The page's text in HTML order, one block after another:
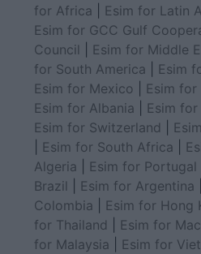
for Africa
Esim for Latin
Esim for GCC Gulf
Council
Esim for Middle
for South America
Esim
Esim for Mexico
Esim for
Esim for Albania
Esim
Esim for Switzerland
Esim for South Africa
Algeria
Esim for Portugal
Brazil
Esim for Argentina
Colombia
Esim for Hong
for Thailand
Esim for
for Malaysia
Esim for